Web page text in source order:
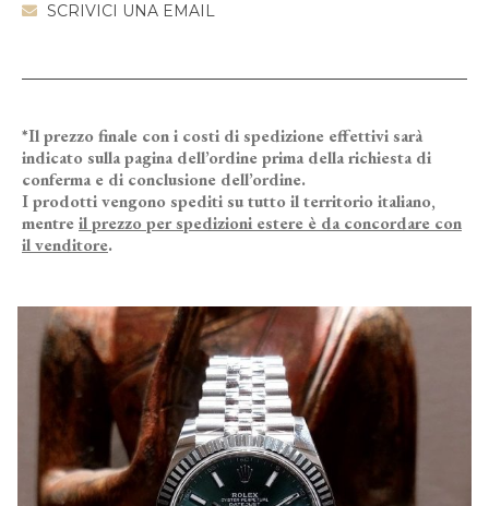
SCRIVICI UNA EMAIL
*Il prezzo finale con i costi di spedizione effettivi sarà
indicato sulla pagina dell’ordine prima della richiesta di
conferma e di conclusione dell’ordine.
I prodotti vengono spediti su tutto il territorio italiano,
mentre il prezzo per spedizioni estere è da concordare con
il venditore.